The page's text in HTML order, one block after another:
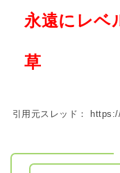
永遠にレベ
草
引用元スレッド：